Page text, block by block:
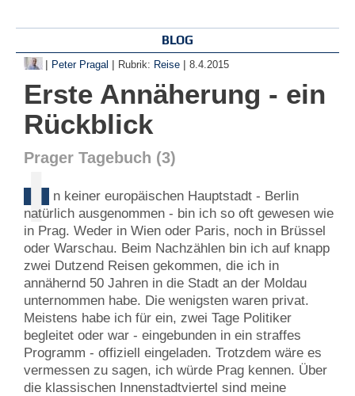
BLOG
| Peter Pragal | Rubrik: Reise | 8.4.2015
Erste Annäherung - ein
Rückblick
Prager Tagebuch (3)
I n keiner europäischen Hauptstadt - Berlin
natürlich ausgenommen - bin ich so oft gewesen wie
in Prag. Weder in Wien oder Paris, noch in Brüssel
oder Warschau. Beim Nachzählen bin ich auf knapp
zwei Dutzend Reisen gekommen, die ich in
annähernd 50 Jahren in die Stadt an der Moldau
unternommen habe. Die wenigsten waren privat.
Meistens habe ich für ein, zwei Tage Politiker
begleitet oder war - eingebunden in ein straffes
Programm - offiziell eingeladen. Trotzdem wäre es
vermessen zu sagen, ich würde Prag kennen. Über
die klassischen Innenstadtviertel sind meine